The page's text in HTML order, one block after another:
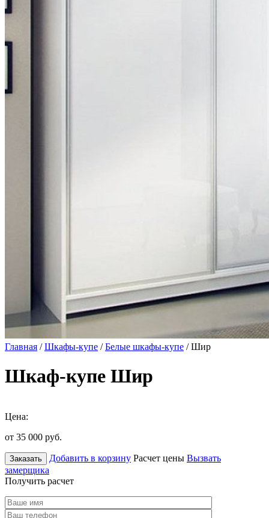
Главная /Шкафы-купе /Белые шкафы-купе / Шир
Шкаф-купе Шир
Цена:
от 35 000 руб.
Заказать Добавить в корзину Расчет цены Вызвать
замерщика
Получить расчет